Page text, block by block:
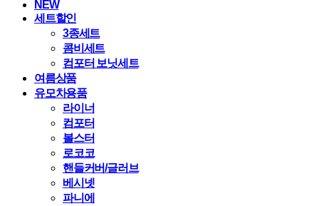
NEW
세트할인
3종세트
콤비세트
컴포터 보닛세트
여름상품
유모차용품
라이너
컴포터
볼스터
로코코
핸들커버/글러브
베시넷
파니에